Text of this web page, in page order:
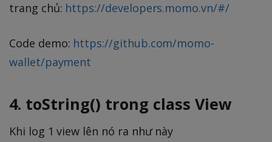
trang chủ: https://developers.momo.vn/#/
Code demo: https://github.com/momo-
wallet/payment
4. toString() trong class View
Khi log 1 view lên nó ra như này